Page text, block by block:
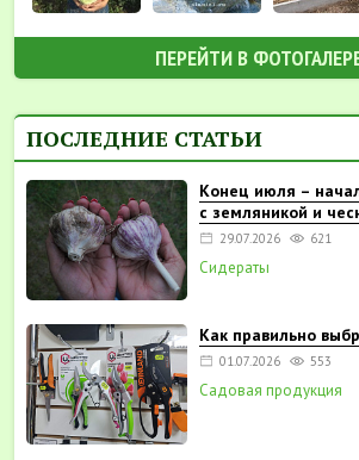
ПЕРЕЙТИ В
ПОСЛЕДНИЕ СТАТЬИ
Конец июля –
с земляникой и
29.07.2026 621
Сидераты
Как правильно
01.07.2026 553
Садовая продукция